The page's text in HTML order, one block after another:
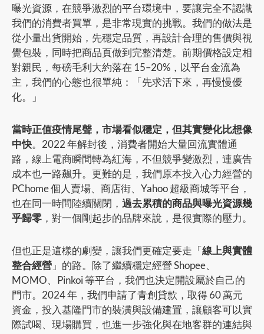
曝光資源，在競爭激烈的平台環境中，要讓完全不認識
我們的消費者買單，是非常現實的挑戰。我們的做法是
從小量出貨開始，先穩定品質，再設計合理的售價與視
覺包裝，同時把商品頁做到完整清楚。前期價格設定相
對親民，每磅毛利大約落在 15–20%，以平台金流為
主，我們的心態也很單純：「先求活下來，再慢慢優
化。」
當時正值疫情尾聲，市場看似穩定，但其實變化比想像
中快。2022 年解封後，消費者開始大量回流實體通
路，線上電商瞬間轉為紅海，不但競爭變激烈，連廣告
成本也一路飆升。更難的是，我們原本投入心力經營的
PChome 個人賣場、商店街、Yahoo 超級商城等平台，
也在同一時間陸續關閉， 過去累積的商品與曝光資源幾
乎歸零 ，對一個剛起步的品牌來說，是很實際的壓力。
但也正是這樣的劇變，讓我們更確定要走「線上與實體
整合經營 」的路。除了繼續穩定經營 Shopee、
MOMO、Pinkoi 等平台，我們也決定開設屬於自己的
門市。2024 年，我們申請了青創貸款，取得 60 萬元
資金，投入基隆門市的裝潢與設備建置，讓顧客可以實
際試喝、現場購買，也進一步強化與在地客群的連結與